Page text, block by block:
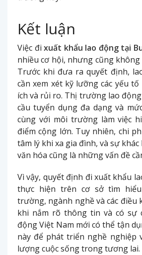
Kết luận
Việc đixuất khẩu lao động tại
nhiều cơ hội, nhưng cũng
Trước khi đưa ra quyết định,
cần xem xét kỹ lưỡng các yếu
ích và rủi ro. Thị trường lao
cầu tuyển dụng đa dạng và
cùng với môi trường làm việc
điểm cộng lớn. Tuy nhiên, chi
tâm lý khi xa gia đình, và sự
văn hóa cũng là những vấn đề
Vì vậy, quyết định đi xuất khẩu
thực hiện trên cơ sở tìm
trường, ngành nghề và các điều
khi nắm rõ thông tin và có sự
động Việt Nam mới có thể tận
này để phát triển nghề nghiệp
lượng cuộc sống trong tương lai.